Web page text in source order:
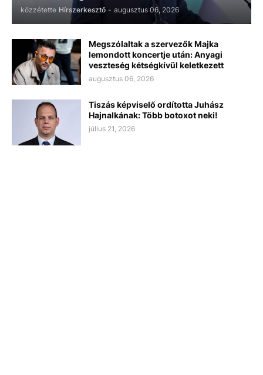
közzétette Hírszerkesztő - augusztus 06, 2026
Megszólaltak a szervezők Majka
lemondott koncertje után: Anyagi
veszteség kétségkívül keletkezett
augusztus 06, 2026
Tiszás képviselő ordította Juhász
Hajnalkának: Több botoxot neki!
július 21, 2026